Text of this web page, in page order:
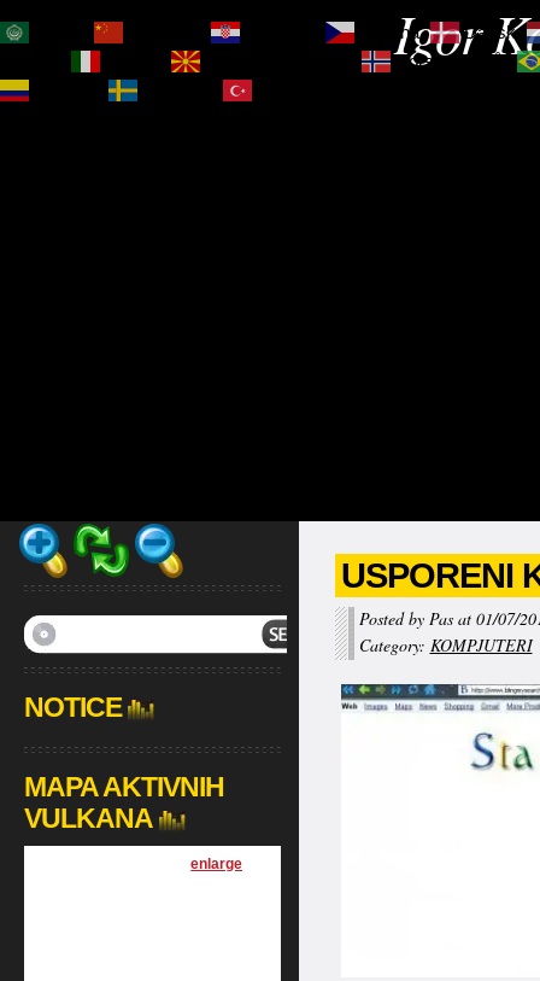
Igor
USPORENI
Posted by Pas at 01/07/
Category: KOMPJUTERI
NOTICE
MAPA AKTIVNIH
VULKANA
[enlarge
Čeština‎
Dansk
Norsk bokmål